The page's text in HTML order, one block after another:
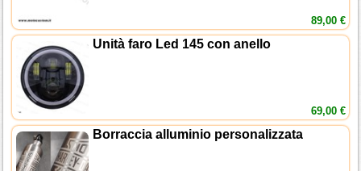
89,00 €
Unità faro Led 145 con anello
69,00 €
Borraccia alluminio personalizzata